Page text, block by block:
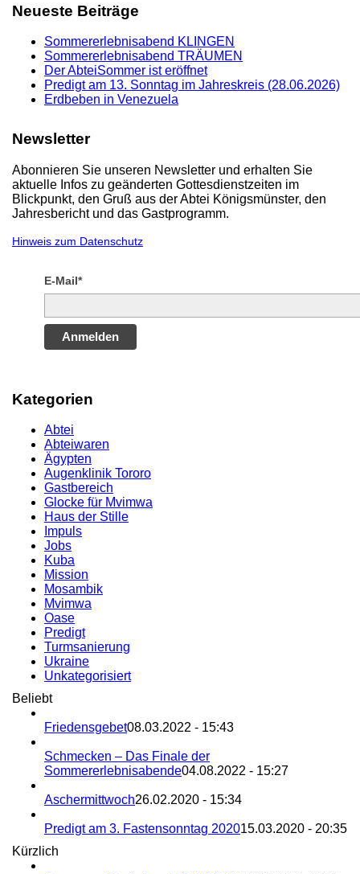
Neueste Beiträge
Sommererlebnisabend KLINGEN
Sommererlebnisabend TRÄUMEN
Der AbteiSommer ist eröffnet
Predigt am 13. Sonntag im Jahreskreis (28.06.2026)
Erdbeben in Venezuela
Newsletter
Abonnieren Sie unseren Newsletter und erhalten Sie
aktuelle Infos zu geänderten Gottesdienstzeiten im
Blickpunkt, den Gruß aus der Abtei Königsmünster, den
Jahresbericht und das Gastprogramm.
Hinweis zum Datenschutz
E-Mail*
Anmelden
Kategorien
Abtei
Abteiwaren
Ägypten
Augenklinik Tororo
Gastbereich
Glocke für Mvimwa
Haus der Stille
Impuls
Jobs
Kuba
Mission
Mosambik
Mvimwa
Oase
Predigt
Turmsanierung
Ukraine
Unkategorisiert
Beliebt
Friedensgebet08.03.2022 - 15:43
Schmecken – Das Finale der
Sommererlebnisabende04.08.2022 - 15:27
Aschermittwoch26.02.2020 - 15:34
Predigt am 3. Fastensonntag 202015.03.2020 - 20:35
Kürzlich